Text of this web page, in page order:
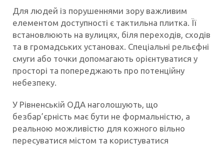
Для людей із порушеннями зору важливим
елементом доступності є тактильна плитка. Її
встановлюють на вулицях, біля переходів, сходів
та в громадських установах. Спеціальні рельєфні
смуги або точки допомагають орієнтуватися у
просторі та попереджають про потенційну
небезпеку.
У Рівненській ОДА наголошують, що
безбар’єрність має бути не формальністю, а
реальною можливістю для кожного вільно
пересуватися містом та користуватися